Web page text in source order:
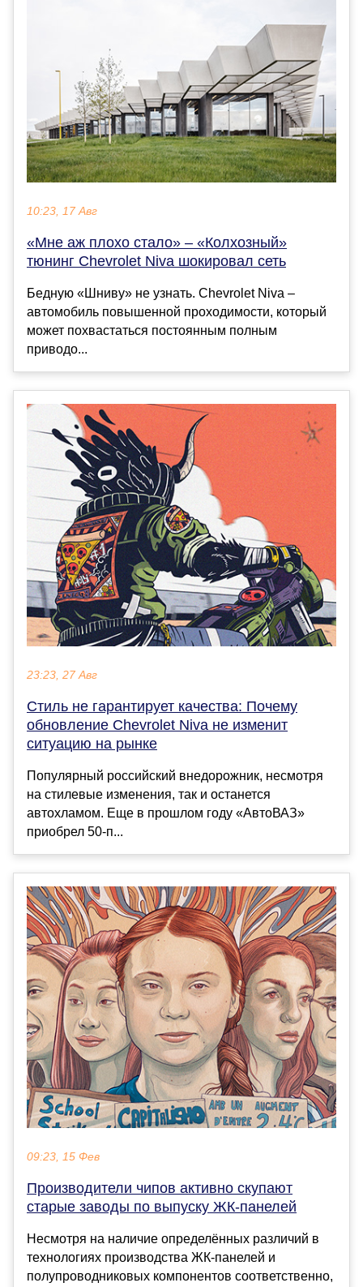
10:23, 17 Авг
«Мне аж плохо стало» – «Колхозный»
тюнинг Chevrolet Niva шокировал сеть
Бедную «Шниву» не узнать. Chevrolet Niva –
автомобиль повышенной проходимости, который
может похвастаться постоянным полным
приводо...
23:23, 27 Авг
Стиль не гарантирует качества: Почему
обновление Chevrolet Niva не изменит
ситуацию на рынке
Популярный российский внедорожник, несмотря
на стилевые изменения, так и останется
автохламом. Еще в прошлом году «АвтоВАЗ»
приобрел 50-п...
09:23, 15 Фев
Производители чипов активно скупают
старые заводы по выпуску ЖК-панелей
Несмотря на наличие определённых различий в
технологиях производства ЖК-панелей и
полупроводниковых компонентов соответственно,